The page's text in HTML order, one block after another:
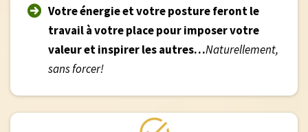
Votre énergie et votre posture feront le
travail à votre place pour imposer votre
valeur et inspirer les autres…Naturellement,
sans forcer!